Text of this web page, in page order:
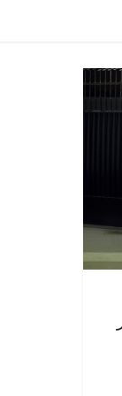
مصر
على مائدة
فارس
الذي دافع عن